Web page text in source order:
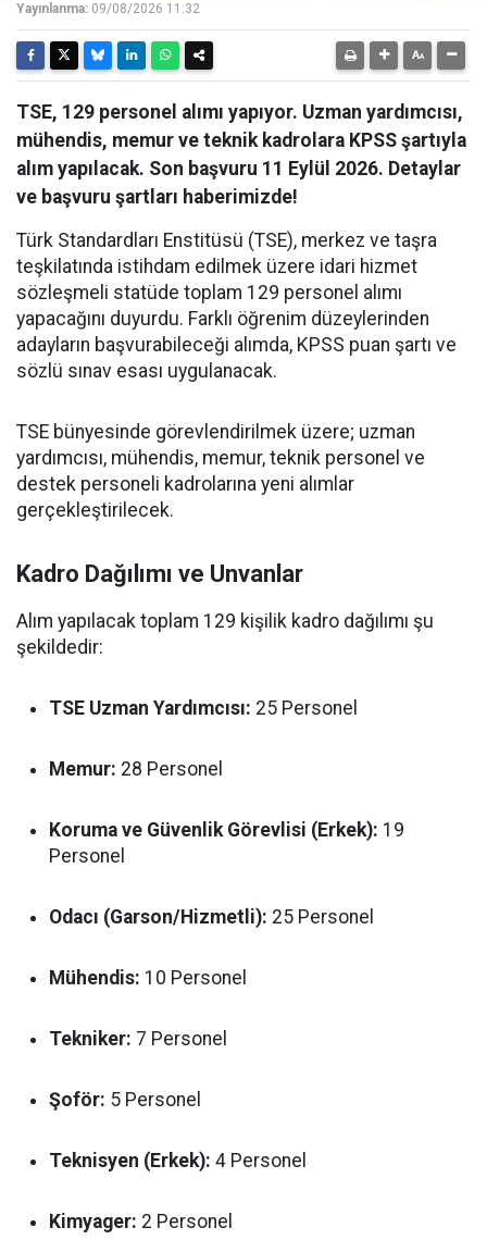
Yayınlanma: 09/08/2026 11:32
TSE, 129 personel alımı yapıyor. Uzman yardımcısı,
mühendis, memur ve teknik kadrolara KPSS şartıyla
alım yapılacak. Son başvuru 11 Eylül 2026. Detaylar
ve başvuru şartları haberimizde!
Türk Standardları Enstitüsü (TSE), merkez ve taşra
teşkilatında istihdam edilmek üzere idari hizmet
sözleşmeli statüde toplam 129 personel alımı
yapacağını duyurdu. Farklı öğrenim düzeylerinden
adayların başvurabileceği alımda, KPSS puan şartı ve
sözlü sınav esası uygulanacak.
TSE bünyesinde görevlendirilmek üzere; uzman
yardımcısı, mühendis, memur, teknik personel ve
destek personeli kadrolarına yeni alımlar
gerçekleştirilecek.
Kadro Dağılımı ve Unvanlar
Alım yapılacak toplam 129 kişilik kadro dağılımı şu
şekildedir:
TSE Uzman Yardımcısı: 25 Personel
Memur: 28 Personel
Koruma ve Güvenlik Görevlisi (Erkek): 19
Personel
Odacı (Garson/Hizmetli): 25 Personel
Mühendis: 10 Personel
Tekniker: 7 Personel
Şoför: 5 Personel
Teknisyen (Erkek): 4 Personel
Kimyager: 2 Personel